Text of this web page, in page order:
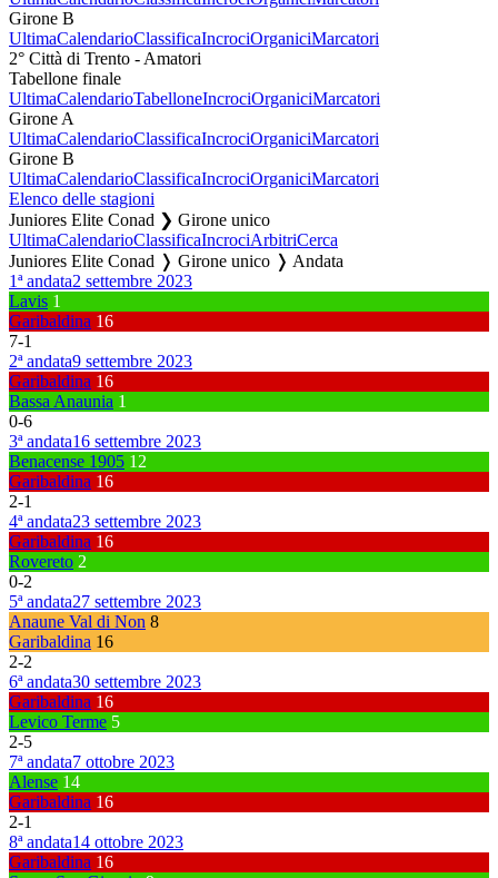
Girone B
UltimaCalendarioClassificaIncrociOrganiciMarcatori
2° Città di Trento - Amatori
Tabellone finale
UltimaCalendarioTabelloneIncrociOrganiciMarcatori
Girone A
UltimaCalendarioClassificaIncrociOrganiciMarcatori
Girone B
UltimaCalendarioClassificaIncrociOrganiciMarcatori
Elenco delle stagioni
Juniores Elite Conad ❯ Girone unico
UltimaCalendarioClassificaIncrociArbitriCerca
Juniores Elite Conad ❭ Girone unico ❭ Andata
1ª andata2 settembre 2023
Lavis 1
Garibaldina 16
7-1
2ª andata9 settembre 2023
Garibaldina 16
Bassa Anaunia 1
0-6
3ª andata16 settembre 2023
Benacense 1905 12
Garibaldina 16
2-1
4ª andata23 settembre 2023
Garibaldina 16
Rovereto 2
0-2
5ª andata27 settembre 2023
Anaune Val di Non 8
Garibaldina 16
2-2
6ª andata30 settembre 2023
Garibaldina 16
Levico Terme 5
2-5
7ª andata7 ottobre 2023
Alense 14
Garibaldina 16
2-1
8ª andata14 ottobre 2023
Garibaldina 16